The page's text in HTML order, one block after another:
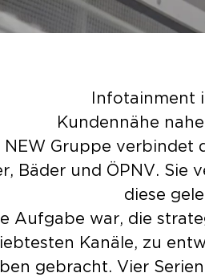
Infotainment
Kundennähe
NEW Gruppe verbindet
Bäder und ÖPNV. Sie
diese
Aufgabe war, die
Kanäle, zu
gebracht. Vier